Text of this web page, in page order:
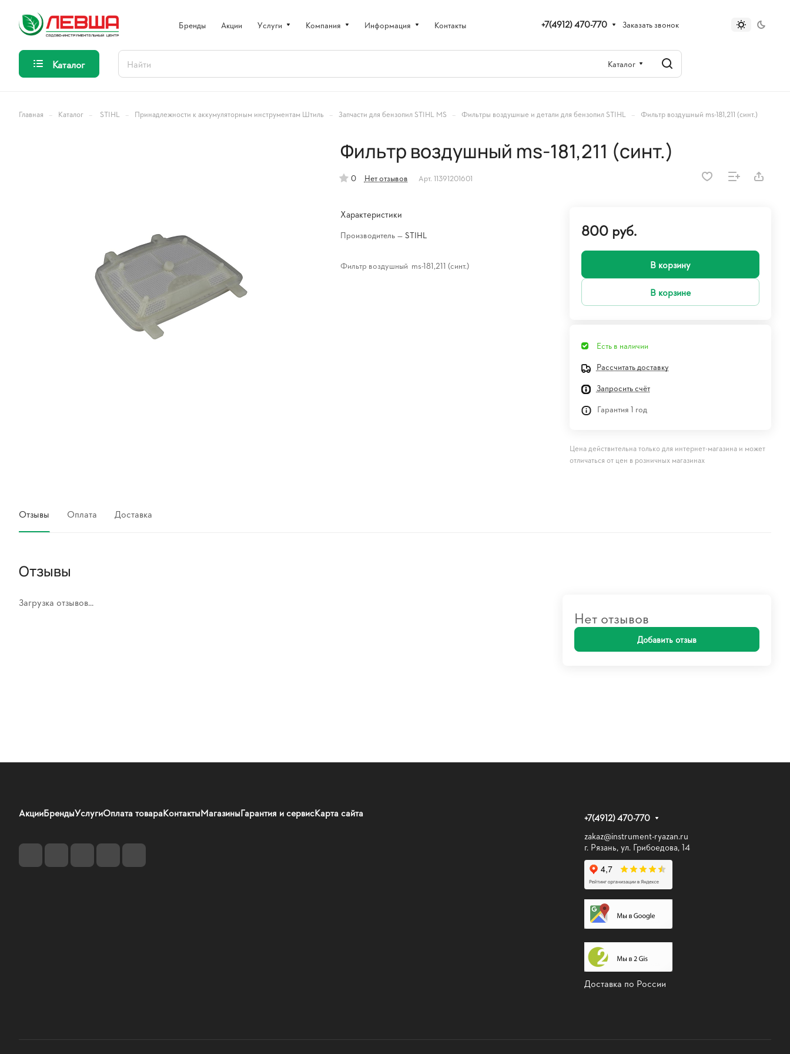
Бренды Акции Услуги Компания Информация Контакты +7(4912) 470-770 Заказать звонок
Каталог Каталог
Главная – Каталог – STIHL – Принадлежности к аккумуляторным инструментам Штиль – Запчасти для бензопил STIHL MS – Фильтры воздушные и детали для бензопил STIHL – Фильтр воздушный ms-181,211 (синт.)
Фильтр воздушный ms-181,211 (синт.)
0 Нет отзывов Арт. 11391201601
Характеристики
Производитель — STIHL
Фильтр воздушный ms-181,211 (синт.)
800 руб.
В корзину
В корзине
Есть в наличии
Рассчитать доставку
Запросить счёт
Гарантия 1 год
Цена действительна только для интернет-магазина и может
отличаться от цен в розничных магазинах
Отзывы Оплата Доставка
Отзывы
Загрузка отзывов...
Нет отзывов
Добавить отзыв
АкцииБрендыУслугиОплата товараКонтактыМагазиныГарантия и сервисКарта сайта
+7(4912) 470-770
zakaz@instrument-ryazan.ru
г. Рязань, ул. Грибоедова, 14
Доставка по России